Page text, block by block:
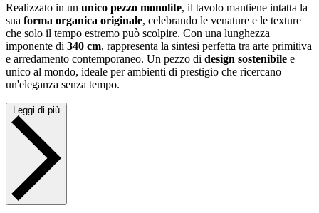
Realizzato in un unico pezzo monolite, il tavolo mantiene intatta la
sua forma organica originale, celebrando le venature e le texture
che solo il tempo estremo può scolpire. Con una lunghezza
imponente di 340 cm, rappresenta la sintesi perfetta tra arte primitiva
e arredamento contemporaneo. Un pezzo di design sostenibile e
unico al mondo, ideale per ambienti di prestigio che ricercano
un'eleganza senza tempo.
Leggi di più